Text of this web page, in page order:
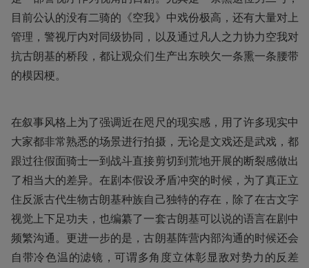
目前公认的没有二骑的《空我》中戏份极高，还有大量对上
管理，警视厅内对同级协同，以及通过凡人之力协力空我对
抗古朗基的桥段，都让观众们生产出东映欠一条熏一条腰带
的模因梗。
在叙事风格上为了强调近在咫尺的现实感，用了许多现实中
大家都非常熟悉的场景进行拍摄，无论是文戏还是武戏，都
跟过往假面骑士一到战斗直接剪切到荒地开展的断裂感做出
了相当大的差异。在剧本假设矛盾冲突的时候，为了真正立
住反派古代生物古朗基种族自己独特的存在，除了在古文字
视觉上下足功夫，也编纂了一套古朗基可以说的语言在剧中
频繁沟通。更进一步的是，古朗基阵营内部沟通的时候还会
自带冷色温的滤镜，可谓多角度立体彰显敌对势力的反差